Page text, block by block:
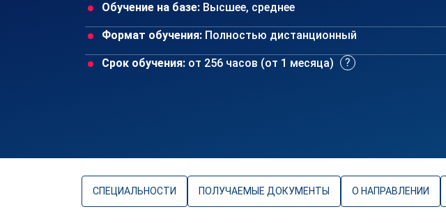
Обучение на базе: Высшее, среднее
Формат обучения: Полностью дистанционный
Срок обучения: от 256 часов (от 1 месяца)
СПЕЦИАЛЬНОСТИ ПОЛУЧАЕМЫЕ ДОКУМЕНТЫ О НАПРАВЛЕНИИ